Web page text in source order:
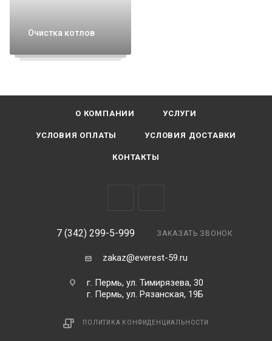
Очистка котлов
О КОМПАНИИ УСЛУГИ
УСЛОВИЯ ОПЛАТЫ УСЛОВИЯ ДОСТАВКИ
КОНТАКТЫ
7 (342) 299-5-999 ЗАКАЗАТЬ ЗВОНОК
zakaz@everest-59.ru
г. Пермь, ул. Тимирязева, 30
г. Пермь, ул. Рязанская, 19Б
ПОЛИТИКА КОНФИДЕНЦИАЛЬНОСТИ